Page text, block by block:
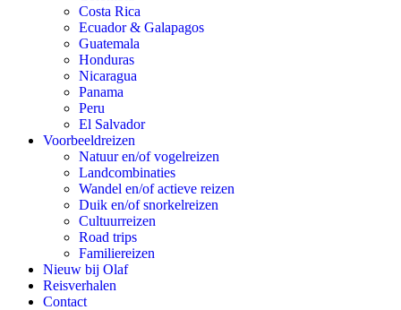
Costa Rica
Ecuador & Galapagos
Guatemala
Honduras
Nicaragua
Panama
Peru
El Salvador
Voorbeeldreizen
Natuur en/of vogelreizen
Landcombinaties
Wandel en/of actieve reizen
Duik en/of snorkelreizen
Cultuurreizen
Road trips
Familiereizen
Nieuw bij Olaf
Reisverhalen
Contact